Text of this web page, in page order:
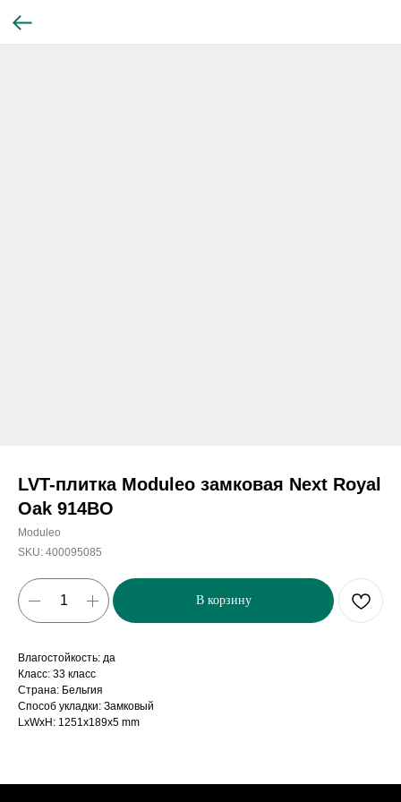
LVT-плитка Moduleo замковая Next Royal
Oak 914BO
Moduleo
SKU: 400095085
В корзину
Влагостойкость: да
Класс: 33 класс
Страна: Бельгия
Способ укладки: Замковый
LxWxH: 1251x189x5 mm